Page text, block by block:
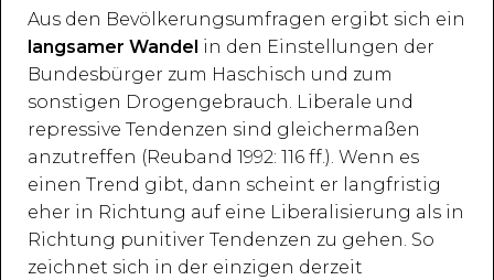
Aus den Bevölkerungsumfragen ergibt sich ein
langsamer Wandel in den Einstellungen der
Bundesbürger zum Haschisch und zum
sonstigen Drogengebrauch. Liberale und
repressive Tendenzen sind gleichermaßen
anzutreffen (Reuband 1992: 116 ff.). Wenn es
einen Trend gibt, dann scheint er langfristig
eher in Richtung auf eine Liberalisierung als in
Richtung punitiver Tendenzen zu gehen. So
zeichnet sich in der einzigen derzeit